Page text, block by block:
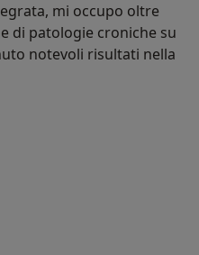
mi occupo oltre
di patologie croniche su
notevoli risultati nella